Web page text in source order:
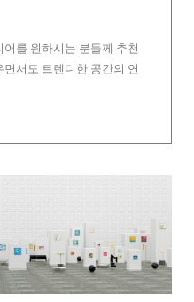
를 원하시는 분들께 추천
서도 트렌디한 공간의 연